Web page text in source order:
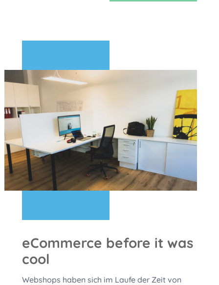
eCommerce before it was
cool
Webshops haben sich im Laufe der Zeit von